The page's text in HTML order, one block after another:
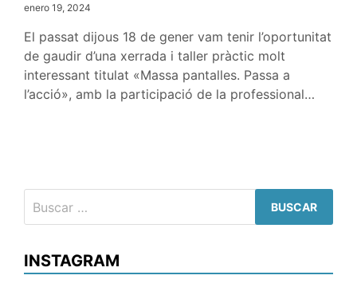
enero 19, 2024
El passat dijous 18 de gener vam tenir l’oportunitat
de gaudir d’una xerrada i taller pràctic molt
interessant titulat «Massa pantalles. Passa a
l’acció», amb la participació de la professional…
INSTAGRAM